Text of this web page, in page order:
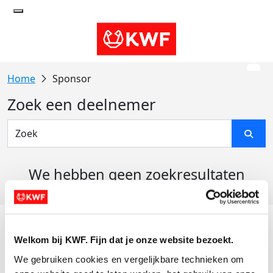
Welkom bij KWF. Fijn dat je onze website bezoekt.
We gebruiken cookies en vergelijkbare technieken om
Sponsor
Zoek een deelnemer
We hebben geen zoekresultaten
Actiematerialen
Evenementen